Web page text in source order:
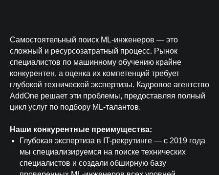
Самостоятельный поиск ML-инженеров — это
сложный и ресурсозатратный процесс. Рынок
специалистов по машинному обучению крайне
конкурентен, а оценка их компетенций требует
глубокой технической экспертизы. Кадровое агентство
AddOne решает эти проблемы, предоставляя полный
цикл услуг по подбору ML-талантов.
Наши конкурентные преимущества:
Глубокая экспертиза в IT-рекрутинге — с 2019 года
мы специализируемся на поиске технических
специалистов и создали обширную базу